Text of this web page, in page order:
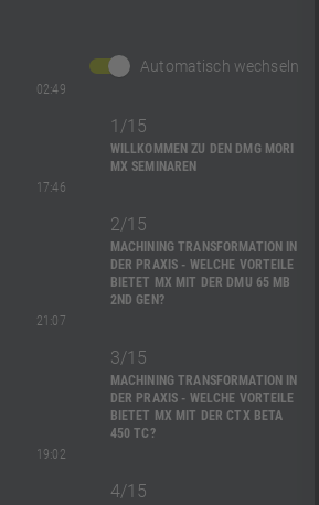
Automatisch wechseln
02:49
1/15
WILLKOMMEN ZU DEN DMG MORI
MX SEMINAREN
17:46
2/15
MACHINING TRANSFORMATION IN
DER PRAXIS - WELCHE VORTEILE
BIETET MX MIT DER DMU 65 MB
2ND GEN?
21:07
3/15
MACHINING TRANSFORMATION IN
DER PRAXIS - WELCHE VORTEILE
BIETET MX MIT DER CTX BETA
450 TC?
19:02
4/15